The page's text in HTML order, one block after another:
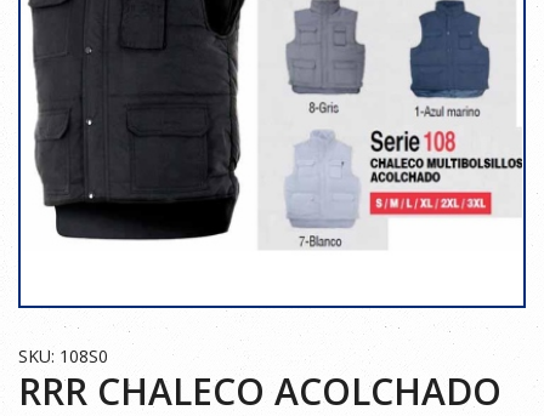
SKU: 108S0
RRR CHALECO ACOLCHADO